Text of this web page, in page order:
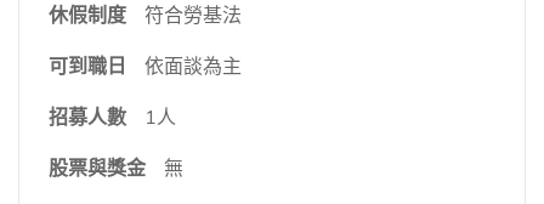
休假制度
符合勞基法
可到職日
依面談為主
招募人數
1人
股票與獎金
無